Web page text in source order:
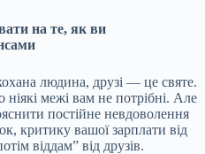
на те, як ви
людина, друзі — це святе.
межі вам не потрібні. Але
постійне невдоволення
критику вашої зарплати від
віддам” від друзів.